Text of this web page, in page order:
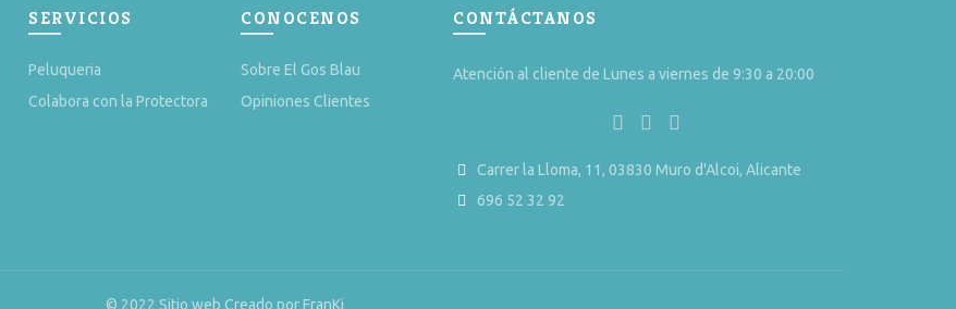
SERVICIOS
Peluqueria
Colabora con la Protectora
CONOCENOS
Sobre El Gos Blau
Opiniones Clientes
CONTÁCTANOS
Atención al cliente de Lunes a viernes de 9:30 a 20:00
Carrer la Lloma, 11, 03830 Muro d'Alcoi, Alicante
696 52 32 92
© 2022 Sitio web Creado por FranKi